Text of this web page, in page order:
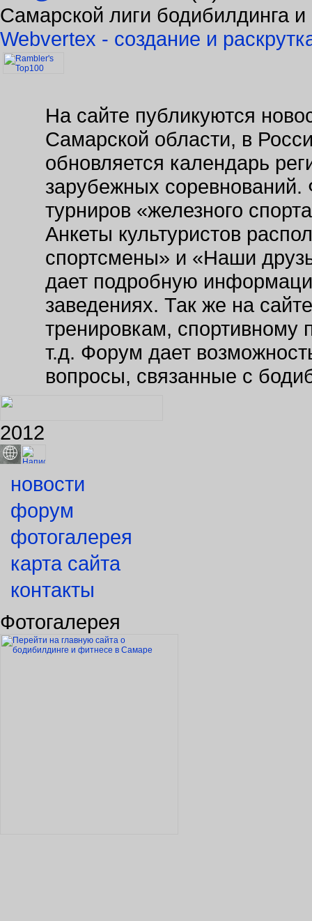
Спонсоры галереи
info@kulturizm63.ru. (C) 2008 –
Самарской лиги бодибилдинга
Webvertex - создание и
На сайте публикуются
Самарской области, в
Анкеты культуристов
спортсмены» и «Наши
дает подробную
заведениях. Так же на
тренировкам, спортивному
вопросы, связанные с